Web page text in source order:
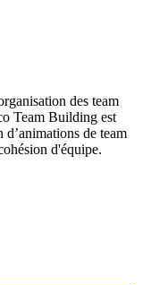
des team
Team Building est
d’animations de team
d'équipe.